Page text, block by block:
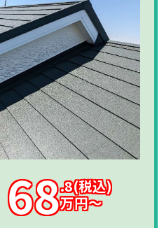
68.8(税込)
万円～